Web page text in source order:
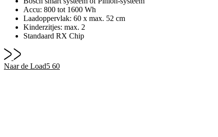
Accu: 800 tot 1600 Wh
Laadoppervlak: 60 x max. 52 cm
Kinderzitjes: max. 2
Standaard RX Chip
Naar de Load5 60